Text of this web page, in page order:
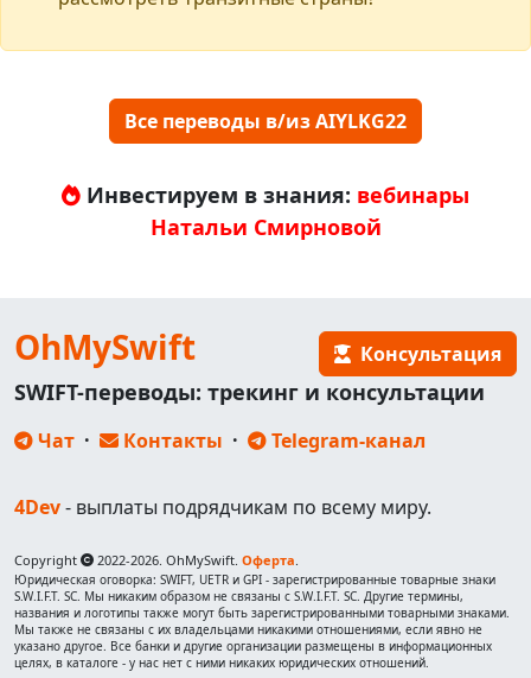
Все переводы в/из AIYLKG22
Инвестируем в знания: вебинары
Натальи Смирновой
OhMySwift Консультация
SWIFT-переводы: трекинг и консультации
Чат · Контакты · Telegram-канал
4Dev- выплаты подрядчикам по всему миру.
Copyright 2022-2026. OhMySwift. Оферта.
Юридическая оговорка: SWIFT, UETR и GPI - зарегистрированные товарные знаки
S.W.I.F.T. SC. Мы никаким образом не связаны с S.W.I.F.T. SC. Другие термины,
названия и логотипы также могут быть зарегистрированными товарными знаками.
Мы также не связаны с их владельцами никакими отношениями, если явно не
указано другое. Все банки и другие организации размещены в информационных
целях, в каталоге - у нас нет с ними никаких юридических отношений.